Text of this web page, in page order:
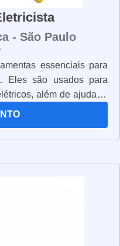
- São Paulo
essenciais para
Eles são usados para
além de ajudar a
elétricos. Os
que eles possam
o profissional possa
com lâminas de aço
corrosão e à oxidação.
ser usados por muito
de eletricista são